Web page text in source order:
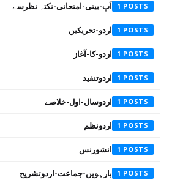
آپ-بیتی-امتحانی-نکتہ نظرسے 1
اردو-تحریکیں 1
اردو-کا-آغاز 1
اردوتنقید 1
اردوسال-اول-خلاصے 1
اردونظم 1
انشورنس 1
بارہویں-جماعت-اردوتشریح 1